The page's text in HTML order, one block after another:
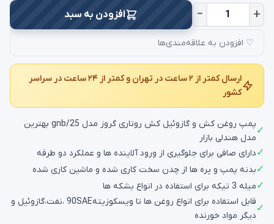
− + افزودن به سبد
♡ افزودن به علاقه‌مندی‌ها
ارسال کمتر از ۲ ساعت در تهران و کمتر از ۲۴ ساعت در سراسر
کشور
✓
پمپ روغن کش و گازوئیل کش روتاری گروز مدل gnb/25 بهترین
مدل هندلی بازار
✓دارای صافی برای جلوگیری از ورود آلاینده ها و عملکرد دو طرفه
✓بدنه پمپ و پره ها از چدن سخت کاری شده و ماشین کاری شده
✓میله 3 تیکه برای استفاده در انواع بشکه ها
✓
قابل استفاده برای انواع روغن ها تا ویسکوزیته90SAE ،نفت،گازوئیل و
دیگر مواد خورنده